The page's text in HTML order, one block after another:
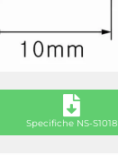
Specifiche NS-S1018